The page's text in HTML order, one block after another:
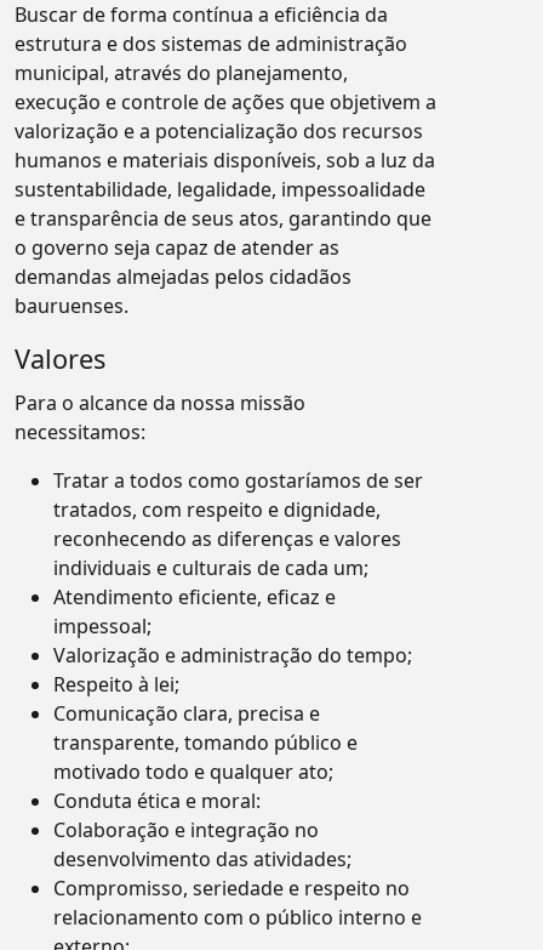
Buscar de forma contínua a eficiência da
estrutura e dos sistemas de administração
municipal, através do planejamento,
execução e controle de ações que objetivem a
valorização e a potencialização dos recursos
humanos e materiais disponíveis, sob a luz da
sustentabilidade, legalidade, impessoalidade
e transparência de seus atos, garantindo que
o governo seja capaz de atender as
demandas almejadas pelos cidadãos
bauruenses.
Valores
Para o alcance da nossa missão
necessitamos:
Tratar a todos como gostaríamos de ser
tratados, com respeito e dignidade,
reconhecendo as diferenças e valores
individuais e culturais de cada um;
Atendimento eficiente, eficaz e
impessoal;
Valorização e administração do tempo;
Respeito à lei;
Comunicação clara, precisa e
transparente, tomando público e
motivado todo e qualquer ato;
Conduta ética e moral:
Colaboração e integração no
desenvolvimento das atividades;
Compromisso, seriedade e respeito no
relacionamento com o público interno e